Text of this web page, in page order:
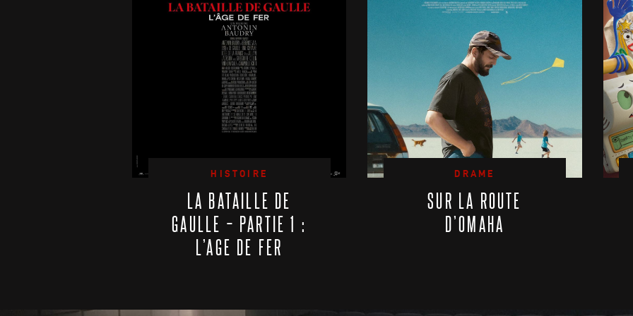
HISTOIRE
LA BATAILLE DE
GAULLE – PARTIE 1 :
L’AGE DE FER
DRAME
SUR LA ROUTE
D’OMAHA